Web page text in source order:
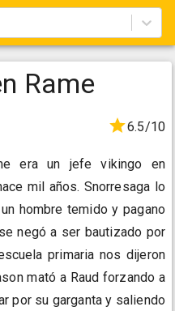
Rame
6.5/10
era un jefe vikingo en
mil años. Snorresaga lo
hombre temido y pagano
negó a ser bautizado por
primaria nos dijeron
mató a Raud forzando a
por su garganta y saliendo